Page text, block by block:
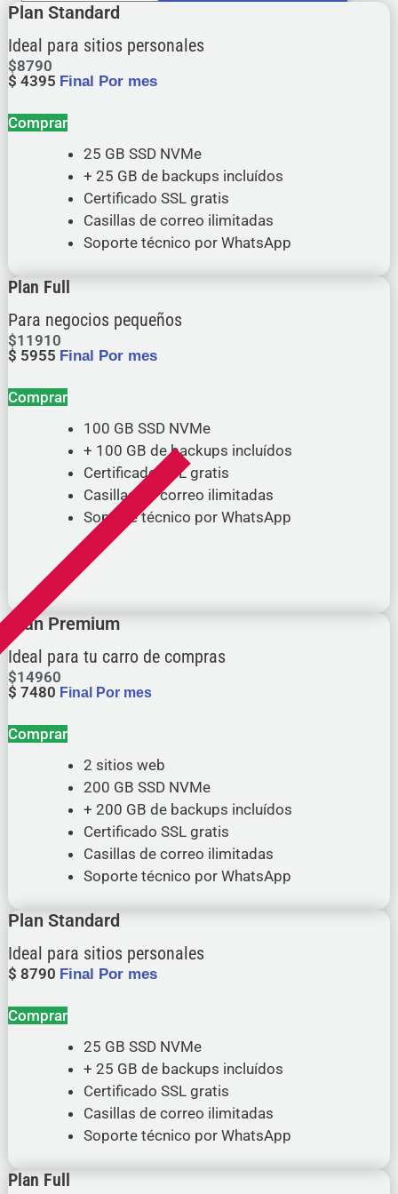
Plan Standard
Ideal para sitios personales
$8790
$ 4395 Final Por mes
25 GB SSD NVMe
+ 25 GB de backups incluídos
Certificado SSL gratis
Casillas de correo ilimitadas
Soporte técnico por WhatsApp
Comprar
Plan Full
Para negocios pequeños
$11910
$ 5955 Final Por mes
100 GB SSD NVMe
+ 100 GB de backups incluídos
Certificado SSL gratis
Casillas de correo ilimitadas
Soporte técnico por WhatsApp
Comprar
Plan Premium
Ideal para tu carro de compras
$14960
$ 7480 Final Por mes
2 sitios web
200 GB SSD NVMe
+ 200 GB de backups incluídos
Certificado SSL gratis
Casillas de correo ilimitadas
Soporte técnico por WhatsApp
Comprar
Plan Standard
Ideal para sitios personales
$ 8790 Final Por mes
25 GB SSD NVMe
+ 25 GB de backups incluídos
Certificado SSL gratis
Casillas de correo ilimitadas
Soporte técnico por WhatsApp
Comprar
Plan Full